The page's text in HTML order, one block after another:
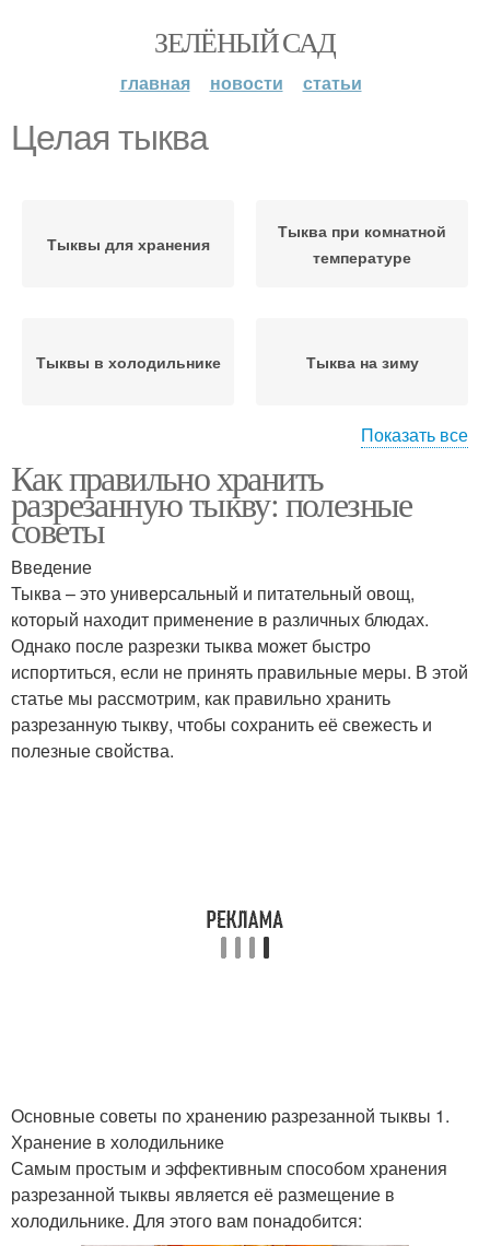
ЗЕЛЁНЫЙ САД
главная новости статьи
Целая тыква
Тыквы для хранения
Тыква при комнатной
температуре
Тыквы в холодильнике Тыква на зиму
Тыквы при хранении
холодильника
Тыква для длительного
хранения
Карамельная тыква
Тыква в холодильнике Тыквы к хранению
Аджика из тыквы
Тыквы перед
хранением
Показать все
Как правильно хранить
разрезанную тыкву: полезные
советы
Введение
Тыква – это универсальный и питательный овощ,
который находит применение в различных блюдах.
Однако после разрезки тыква может быстро
испортиться, если не принять правильные меры. В этой
статье мы рассмотрим, как правильно хранить
разрезанную тыкву, чтобы сохранить её свежесть и
полезные свойства.
Основные советы по хранению разрезанной тыквы 1.
Хранение в холодильнике
Самым простым и эффективным способом хранения
разрезанной тыквы является её размещение в
холодильнике. Для этого вам понадобится: